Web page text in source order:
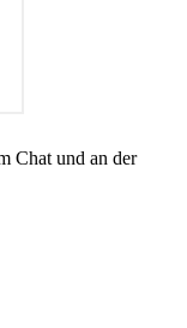
Chat und an der